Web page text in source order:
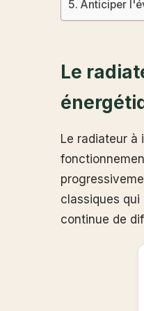
Anticiper
Le
Le radiateur à
classiques
continue de